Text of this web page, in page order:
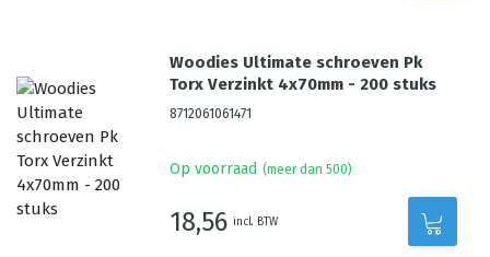
Woodies Ultimate schroeven Pk
Torx Verzinkt 4x70mm - 200 stuks
8712061061471
Op voorraad (meer dan 500)
18,56 incl. BTW